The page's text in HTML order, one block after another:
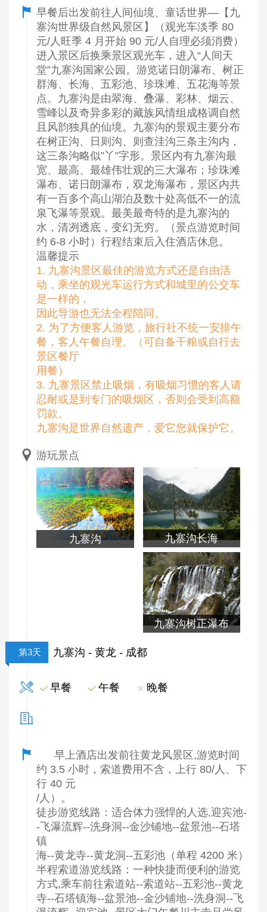
早餐后出发前往人间仙境、童话世界―【九
寨沟世界级自然风景区】（观光车淡季 80
元/人旺季 4 月开始 90 元/人自理必须消费）
进入景区后换乘景区观光车，进入“人间天
堂”九寨沟国家公园。游览诺日朗瀑布、树正
群海、长海、五彩池、珍珠滩、五花海等景
点。九寨沟是由翠海、叠瀑、彩林、烟云、
雪峰以及奇异多彩的藏族风情组成格调自然
且风韵独具的仙境。九寨沟的景观主要分布
在树正沟、日则沟、则查洼沟三条主沟内，
这三条沟略似”丫”字形。景区内有九寨沟最
宽、最高、最雄伟壮观的三大瀑布；珍珠滩
瀑布、诺日朗瀑布，双龙海瀑布，景区内共
有一百多个高山湖泊及数十处高低不一的流
泉飞瀑等景观。最美最奇特的是九寨沟的
水，清冽透底，变幻无穷。（景点游览时间
约 6-8 小时）行程结束后入住酒店休息。
温馨提示
1. 九寨沟景区最佳的游览方式还是自由活
动，乘坐的观光车运行方式和城里的公交车
是一样的，
因此导游也无法全程陪同。
2. 为了方便客人游览，旅行社不统一安排午
餐，客人午餐自理。（可自备干粮或自行去
景区餐厅
用餐）
3. 九寨景区禁止吸烟，有吸烟习惯的客人请
忍耐或是到专门的吸烟区，否则会受到高额
罚款。
九寨沟是世界自然遗产，爱它您就保护它。
游玩景点
九寨沟 九寨沟长海
九寨沟树正瀑布
第3天 九寨沟 - 黄龙 - 成都
早餐 午餐 晚餐
早上酒店出发前往黄龙风景区,游览时间
约 3.5 小时，索道费用不含，上行 80/人、下
行 40 元
/人）。
徒步游览线路：适合体力强悍的人选,迎宾池-
-飞瀑流辉--洗身洞--金沙铺地--盆景池--石塔
镇
海--黄龙寺--黄龙洞--五彩池（单程 4200 米）
半程索道游览线路：一种快捷而便利的游览
方式,乘车前往索道站--索道站--五彩池--黄龙
寺--石塔镇海--盆景池--金沙铺地--洗身洞--飞